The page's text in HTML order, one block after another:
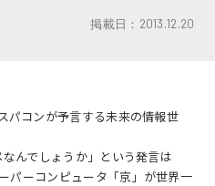
掲載日：2013.12.20
パコンが予言する未来の情報世
んでしょうか」という発言は
パーコンピュータ「京」が世界一